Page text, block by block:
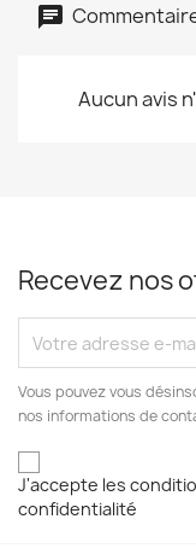
Aucun avis
Recevez nos
Vous pouvez vous
nos informations de
J'accepte les
confidentialité